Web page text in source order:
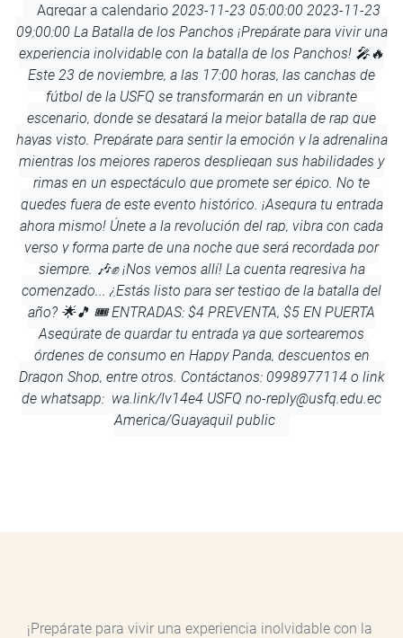
Agregar
a
calendario
Agregar a calendario 2023-11-23 05:00:00 2023-11-23
09:00:00 La Batalla de los Panchos ¡Prepárate para vivir una
experiencia inolvidable con la batalla de los Panchos! 🎤🔥
Este 23 de noviembre, a las 17:00 horas, las canchas de
fútbol de la USFQ se transformarán en un vibrante
escenario, donde se desatará la mejor batalla de rap que
hayas visto. Prepárate para sentir la emoción y la adrenalina
mientras los mejores raperos despliegan sus habilidades y
rimas en un espectáculo que promete ser épico. No te
quedes fuera de este evento histórico. ¡Asegura tu entrada
ahora mismo! Únete a la revolución del rap, vibra con cada
verso y forma parte de una noche que será recordada por
siempre. 🎶✊ ¡Nos vemos allí! La cuenta regresiva ha
comenzado... ¿Estás listo para ser testigo de la batalla del
año? 🌟🎵 🎟️ ENTRADAS: $4 PREVENTA, $5 EN PUERTA
Asegúrate de guardar tu entrada ya que sortearemos
órdenes de consumo en Happy Panda, descuentos en
Dragon Shop, entre otros. Contáctanos: 0998977114 o link
de whatsapp: wa.link/lv14e4 USFQ no-reply@usfq.edu.ec
America/Guayaquil public
¡Prepárate para vivir una experiencia inolvidable con la